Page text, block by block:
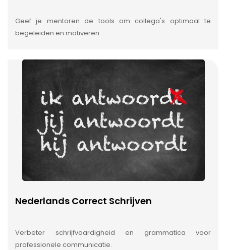
Geef je mentoren de tools om collega's optimaal te
begeleiden en motiveren.
Nederlands Correct Schrijven
Verbeter schrijfvaardigheid en grammatica voor
professionele communicatie.